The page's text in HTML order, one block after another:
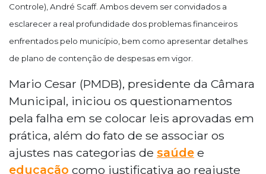
Controle), André Scaff. Ambos devem ser convidados a
esclarecer a real profundidade dos problemas financeiros
enfrentados pelo município, bem como apresentar detalhes
de plano de contenção de despesas em vigor.
Mario Cesar (PMDB), presidente da Câmara
Municipal, iniciou os questionamentos
pela falha em se colocar leis aprovadas em
prática, além do fato de se associar os
ajustes nas categorias de saúde e
educação como justificativa ao reajuste